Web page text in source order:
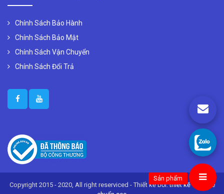
Chính Sách Bảo Hành
Chính Sách Bảo Mật
Chính Sách Vận Chuyển
Chính Sách Đổi Trả
Copyright 2015 - 2020, All right reserviced - Thiết kế bởi:thiết kế website
Sản phẩm